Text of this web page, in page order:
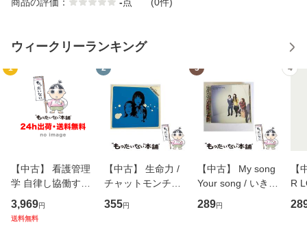
ウィークリーランキング
1
【中古】 看護管理
学 自律し協働する
専門職の看護マネ
ジメントスキル 改
3,969円
送料無料
2
【中古】 生命力 /
チャットモンチー /
キューンレコード
[CD]【メール便送
355円
3
【中古】 My song
Your song / いきも
のがかり / [CD]
【メール便送料無
289円
4
【
R
産